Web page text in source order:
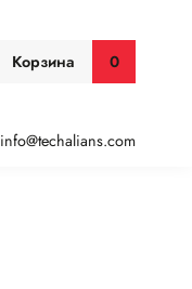
Корзина 0
info@techalians.com